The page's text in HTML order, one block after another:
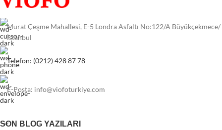
Murat Çeşme Mahallesi, E-5 Londra Asfaltı No:122/A Büyükçekmece/
İstanbul
Telefon: (0212) 428 87 78
E-Posta: info@viofoturkiye.com
SON BLOG YAZILARI